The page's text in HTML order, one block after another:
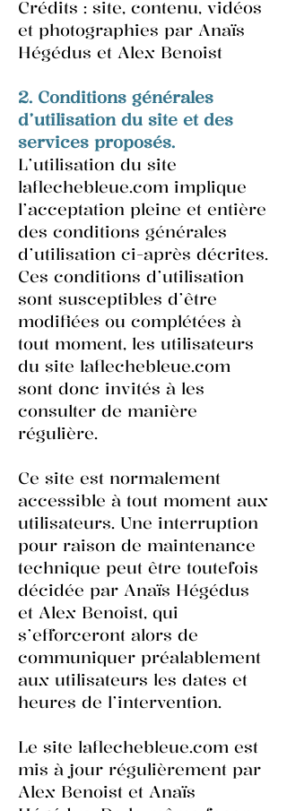
Crédits : site, contenu, vidéos
et photographies par Anaïs
Hégédus et Alex Benoist
2. Conditions générales
d’utilisation du site et des
services proposés.
L’utilisation du site
laflechebleue.com implique
l’acceptation pleine et entière
des conditions générales
d’utilisation ci-après décrites.
Ces conditions d’utilisation
sont susceptibles d’être
modifiées ou complétées à
tout moment, les utilisateurs
du site laflechebleue.com
sont donc invités à les
consulter de manière
régulière.
Ce site est normalement
accessible à tout moment aux
utilisateurs. Une interruption
pour raison de maintenance
technique peut être toutefois
décidée par Anaïs Hégédus
et Alex Benoist, qui
s’efforceront alors de
communiquer préalablement
aux utilisateurs les dates et
heures de l’intervention.
Le site laflechebleue.com est
mis à jour régulièrement par
Alex Benoist et Anaïs